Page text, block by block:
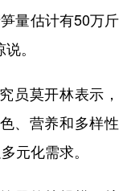
量估计有50万斤
。
莫开林表示，
、营养和多样性
元化需求。